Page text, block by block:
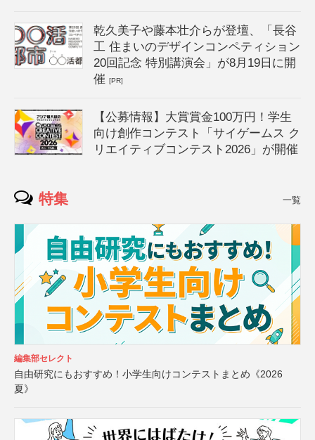
乾久美子や藤本壮介らが登壇、「長谷
工 住まいのデザインコンペティション
20回記念 特別講演会」が8月19日に開
催[PR]
【公募情報】大賞賞金100万円！学生
向け創作コンテスト「サイゲームス ク
リエイティブコンテスト2026」が開催
特集 一覧
編集部セレクト
自由研究にもおすすめ！小学生向けコンテストまとめ《2026
夏》